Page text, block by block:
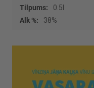
informācijas0.5l
38%